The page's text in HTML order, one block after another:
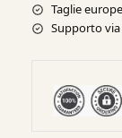
Taglie
Supporto